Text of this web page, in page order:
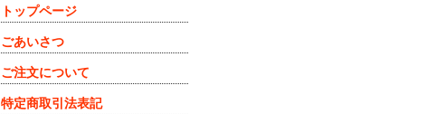
トップページ
ごあいさつ
ご注文について
特定商取引法表記